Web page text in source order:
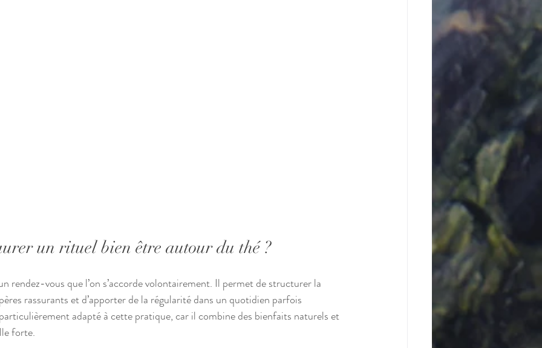
un rituel bien être autour du thé ?
rendez-vous que l’on s’accorde volontairement. Il permet de structurer la
rassurants et d’apporter de la régularité dans un quotidien parfois
adapté à cette pratique, car il combine des bienfaits naturels et
forte.